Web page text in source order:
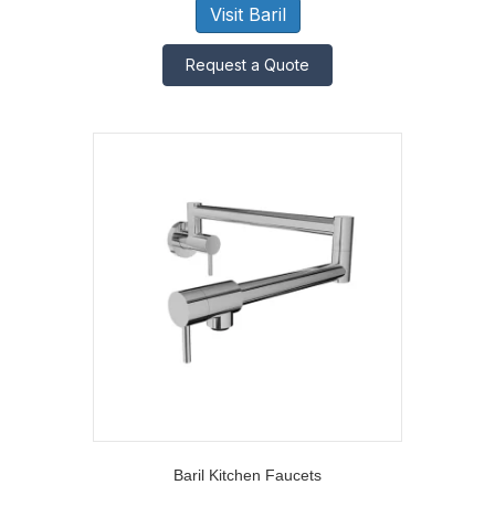
Visit Baril
Request a Quote
Baril Kitchen Faucets